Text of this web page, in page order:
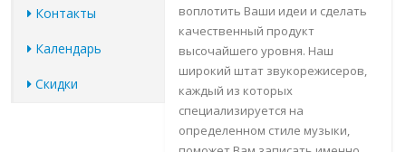
Контакты
Календарь
Скидки
воплотить Ваши идеи и сделать
качественный продукт
высочайшего уровня. Наш
широкий штат звукорежисеров,
каждый из которых
специализируется на
определенном стиле музыки,